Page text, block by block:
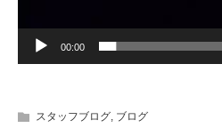
00:00
スタッフブログ, ブログ